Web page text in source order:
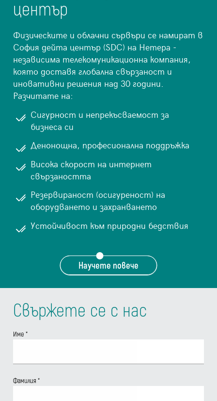
център
Физическите и облачни сървъри се намират в
София дейта център (SDC) на Нетера -
независима телекомуникационна компания,
която доставя глобална свързаност и
иновативни решения над 30 години.
Разчитате на:
Сигурност и непрекъсваемост за
бизнеса си
Денонощна, професионална поддръжка
Висока скорост на интернет
свързаността
Резервираност (осигуреност) на
оборудването и захранването
Устойчивост към природни бедствия
Научете повече
Свържете се с нас
Име*
Фамилия*